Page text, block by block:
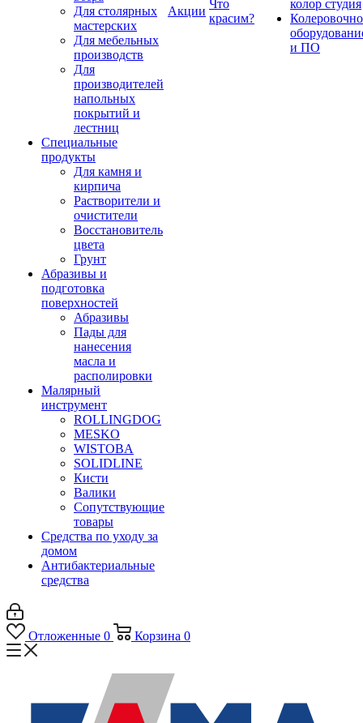
Для столярных
мастерских
Для мебельных
производств
Для
производителей
напольных
покрытий и
лестниц
Специальные
продукты
Для камня и
кирпича
Растворители и
очистители
Восстановитель
цвета
Грунт
Абразивы и
подготовка
поверхностей
Абразивы
Пады для
нанесения
масла и
располировки
Малярный
инструмент
ROLLINGDOG
MESKO
WISTOBA
SOLIDLINE
Кисти
Валики
Сопутствующие
товары
Средства по уходу за
домом
Антибактериальные
средства
Акции
Что
красим?
колор студия
и ПО
Отложенные 0 Корзина 0